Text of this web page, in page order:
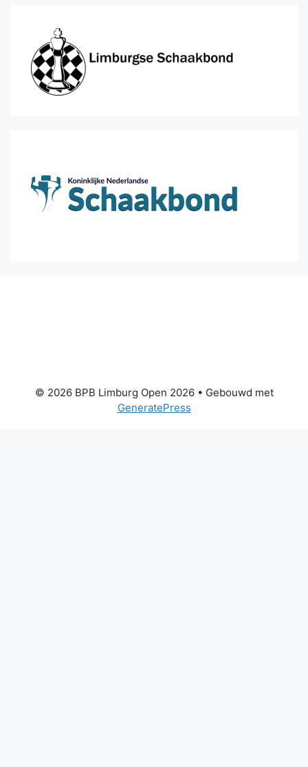
© 2026 BPB Limburg Open 2026• Gebouwd met
GeneratePress